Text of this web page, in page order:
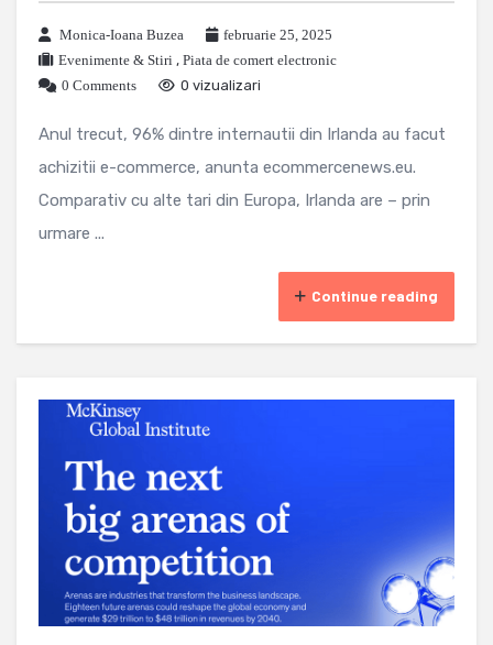
Monica-Ioana Buzea
februarie 25, 2025
Evenimente & Stiri , Piata de comert electronic
0 Comments
0 vizualizari
Anul trecut, 96% dintre internautii din Irlanda au facut
achizitii e-commerce, anunta ecommercenews.eu.
Comparativ cu alte tari din Europa, Irlanda are – prin
urmare ...
Continue reading